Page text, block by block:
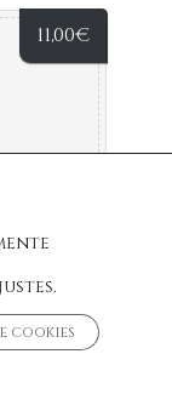
11,00€
cookies